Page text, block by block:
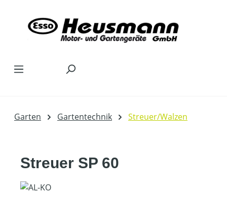
Garten Gartentechnik Streuer/Walzen
Streuer SP 60